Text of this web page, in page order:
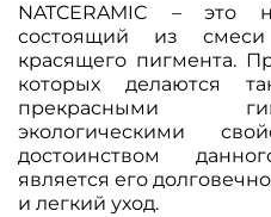
NATCERAMIC – это
состоящий из
красящего пигмента.
которых делаются
прекрасными
экологическими
достоинством
является его
и легкий уход.